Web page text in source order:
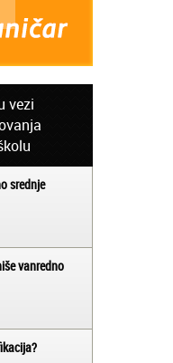
vezi
srednje
vanredno